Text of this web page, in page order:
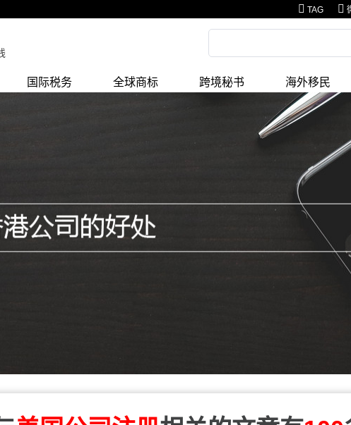
TAG
国际税务 全球商标 跨境秘书 海外移民